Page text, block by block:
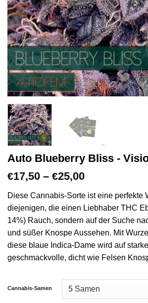
Auto Blueberry Bliss -
€17,50 – €25,00Preisspanne:
bis
€25,00
Diese Cannabis-Sorte ist eine perfekte
diejenigen, die einen Liebhaber THC
14%) Rauch, sondern auf der Suche
und süßer Knospe Aussehen. Mit
diese blaue Indica-Dame wird auf
geschmackvolle, dicht wie Felsen
Cannabis-Samen